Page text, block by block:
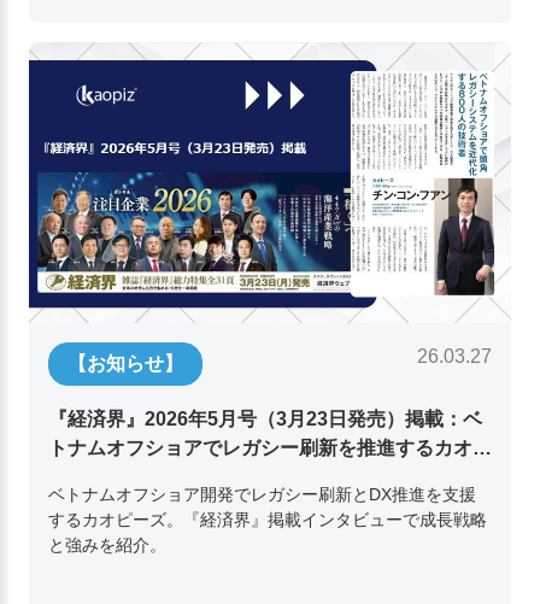
【お知らせ】 26.03.27
『経済界』2026年5月号（3月23日発売）掲載：ベ
トナムオフショアでレガシー刷新を推進するカオピ
ベトナムオフショア開発でレガシー刷新とDX推進を支援
するカオピーズ。『経済界』掲載インタビューで成長戦略
と強みを紹介。